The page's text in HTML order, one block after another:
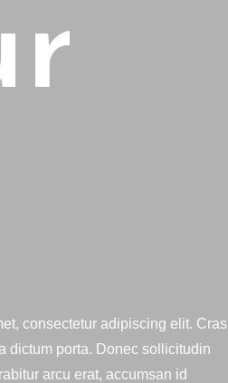
consectetur adipiscing elit. Cras
dictum porta. Donec sollicitudin
arcu erat, accumsan id